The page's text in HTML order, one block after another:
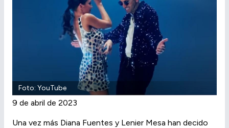
Foto: YouTube
9 de abril de 2023
Una vez más Diana Fuentes y Lenier Mesa han decido